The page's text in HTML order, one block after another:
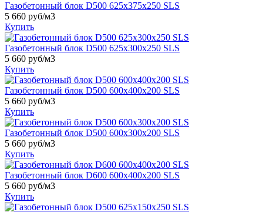
Газобетонный блок D500 625х375х250 SLS
5 660 руб/м3
Купить
Газобетонный блок D500 625х300х250 SLS
5 660 руб/м3
Купить
Газобетонный блок D500 600x400x200 SLS
5 660 руб/м3
Купить
Газобетонный блок D500 600х300х200 SLS
5 660 руб/м3
Купить
Газобетонный блок D600 600x400x200 SLS
5 660 руб/м3
Купить